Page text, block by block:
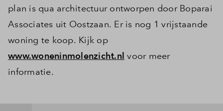
plan is qua architectuur ontworpen door Boparai
Associates uit Oostzaan. Er is nog 1 vrijstaande
woning te koop. Kijk op
www.woneninmolenzicht.nl voor meer
informatie.